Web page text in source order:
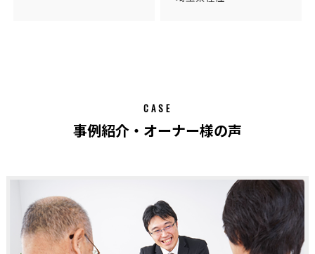
CASE
事例紹介・オーナー様の声